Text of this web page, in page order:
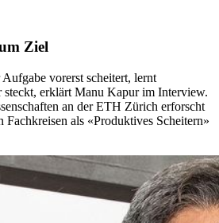
Ziel
vorerst scheitert, lernt
steckt, erklärt Manu Kapur im Interview.
an der ETH Zürich erforscht
Fachkreisen als «Produktives Scheitern»